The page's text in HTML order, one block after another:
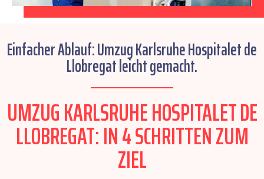
Einfacher Ablauf: Umzug Karlsruhe Hospitalet de
Llobregat leicht gemacht.
UMZUG KARLSRUHE HOSPITALET DE
LLOBREGAT: IN 4 SCHRITTEN ZUM
ZIEL